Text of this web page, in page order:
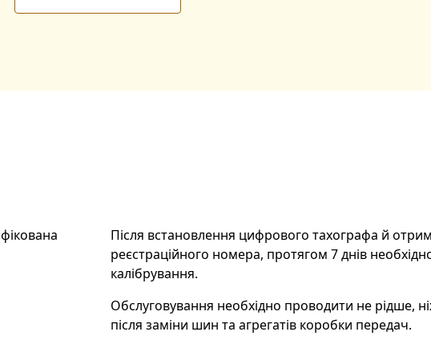
Після встановлення цифрового тахографа й
реєстраційного номера, протягом 7 днів
калібрування.
Обслуговування необхідно проводити не рідше,
після заміни шин та агрегатів коробки передач.